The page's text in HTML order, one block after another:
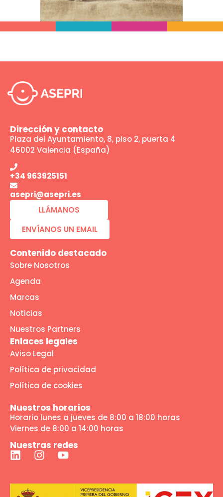
Dirección y contacto
Plaza del Ayuntamiento, 8, piso 2, puerta 4
46002 Valencia (España)
+34 963925151
asepri@asepri.es
LLÁMANOS
ENVÍANOS UN EMAIL
Contenido destacado
Sobre Nosotros
Agenda
Marcas
Noticias
Nuestros Partners
Enlaces legales
Aviso Legal
Política de privacidad
Política de cookies
Nuestros horarios
Horario lunes a jueves de 8:00 a 18:00 horas
Viernes de 8:00 a 14:00 horas
Nuestras redes